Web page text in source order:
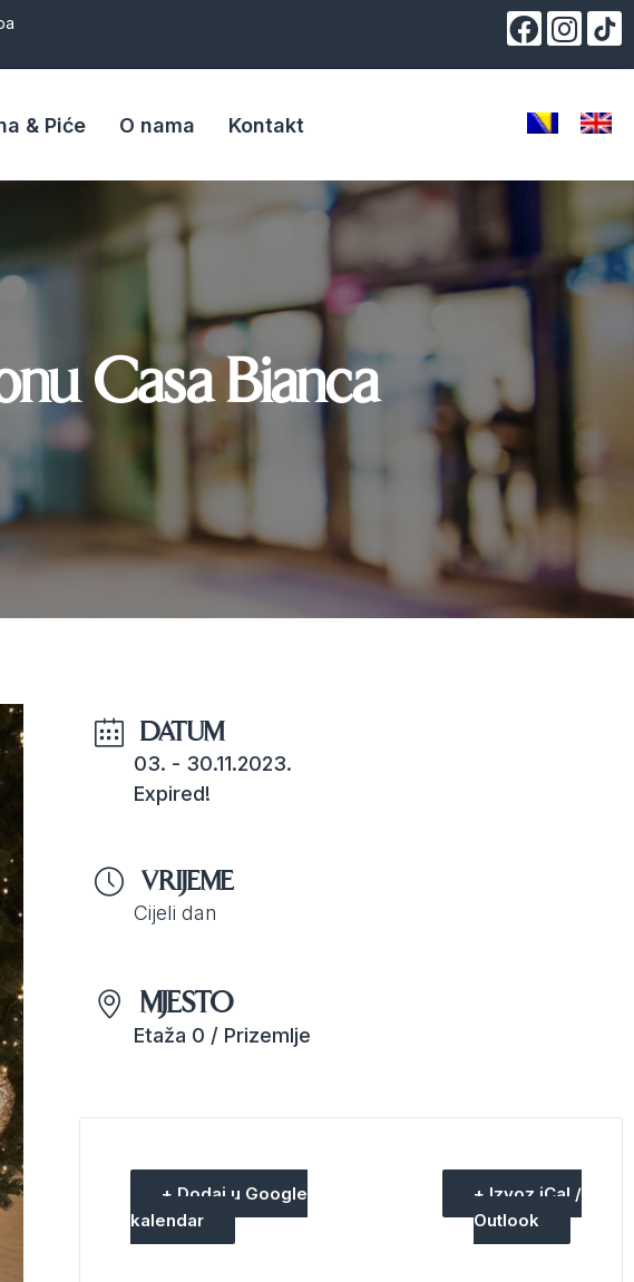
& Piće O nama Kontakt
Casa Bianca
DATUM
03. - 30.11.2023.
Expired!
VRIJEME
Cijeli dan
MJESTO
Etaža 0 / Prizemlje
+ Dodaj u Google
kalendar
+ Izvoz iCal /
Outlook